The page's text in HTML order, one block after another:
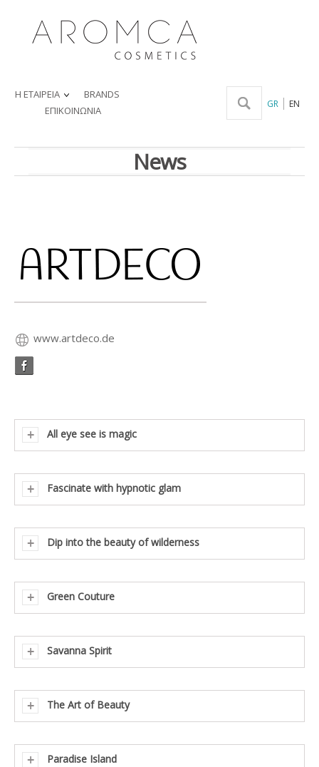
GR EN
Η ΕΤΑΙΡΕΙΑ
BRANDS
ΕΠΙΚΟΙΝΩΝΙΑ
News
www.artdeco.de
All eye see is magic
Fascinate with hypnotic glam
Dip into the beauty of wilderness
Green Couture
Savanna Spirit
The Art of Beauty
Paradise Island